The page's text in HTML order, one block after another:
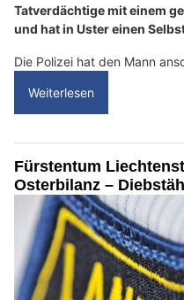
Tatverdächtige mit einem
und hat in Uster einen
Die Polizei hat den Mann
Weiterlesen
Fürstentum
Osterbilanz –